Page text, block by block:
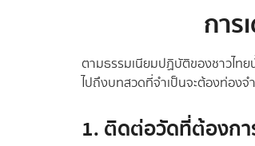
การ
ตามธรรมเนียมปฏิบัติของชาวไท
ไปถึงบทสวดที่จำเป็นจะต้องท่องจ
1. ติดต่อวัดที่ต้องก